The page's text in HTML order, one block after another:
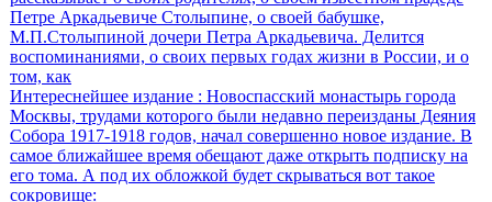
Петре Аркадьевиче Столыпине, о своей бабушке,
М.П.Столыпиной дочери Петра Аркадьевича. Делится
воспоминаниями, о своих первых годах жизни в России, и о
том, как
Интереснейшее издание : Новоспасский монастырь города
Москвы, трудами которого были недавно переизданы Деяния
Собора 1917-1918 годов, начал совершенно новое издание. В
самое ближайшее время обещают даже открыть подписку на
его тома. А под их обложкой будет скрываться вот такое
сокровище: